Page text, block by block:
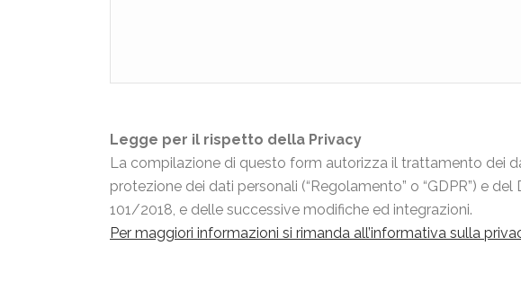
Legge per il rispetto della Privacy
La compilazione di questo form autorizza il trattamento dei
protezione dei dati personali (“Regolamento” o “GDPR”) e
101/2018, e delle successive modifiche ed integrazioni.
Per maggiori informazioni si rimanda all’informativa sulla